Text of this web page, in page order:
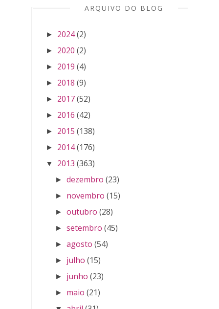
ARQUIVO DO BLOG
► 2024(2)
► 2020 (2)
► 2019 (4)
► 2018 (9)
► 2017(52)
► 2016 (42)
► 2015 (138)
► 2014(176)
▼ 2013 (363)
►dezembro (23)
► novembro (15)
►outubro (28)
►setembro (45)
►agosto (54)
► julho (15)
► junho (23)
► maio (21)